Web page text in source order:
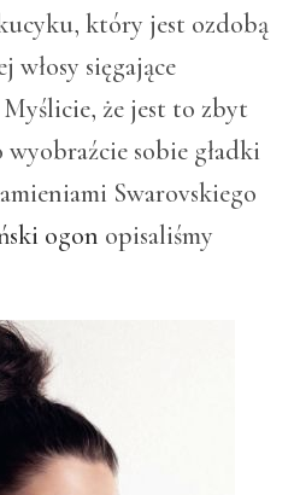
który jest ozdobą
włosy sięgające
że jest to zbyt
sobie gładki
Swarovskiego
ogon opisaliśmy